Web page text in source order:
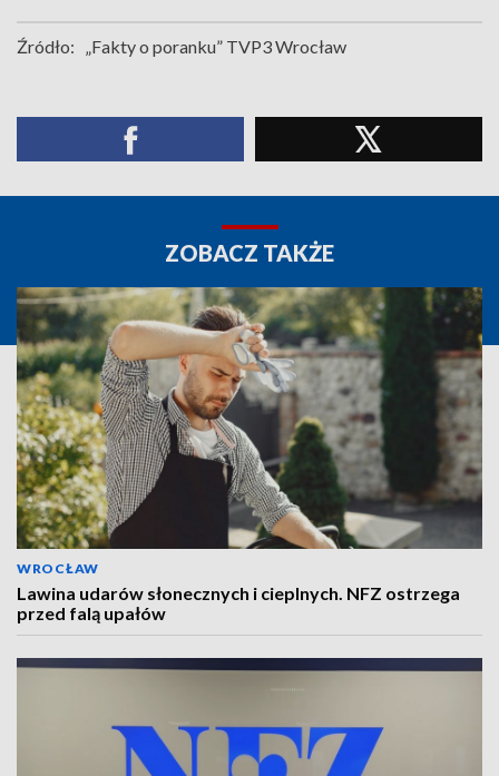
Źródło: „Fakty o poranku” TVP3 Wrocław
ZOBACZ TAKŻE
WROCŁAW
Lawina udarów słonecznych i cieplnych. NFZ ostrzega
przed falą upałów